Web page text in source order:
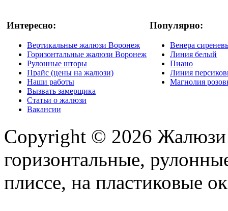
Интересно:
Вертикальные жалюзи Воронеж
Горизонтальные жалюзи Воронеж
Рулонные шторы
Прайс (цены на жалюзи)
Наши работы
Вызвать замерщика
Статьи о жалюзи
Вакансии
Популярно:
Венера
Линия белый
Пиано
Линия
Магнолия
Copyright © 2026 Жалюзи
горизонтальные,
плиссе, на пластиковые